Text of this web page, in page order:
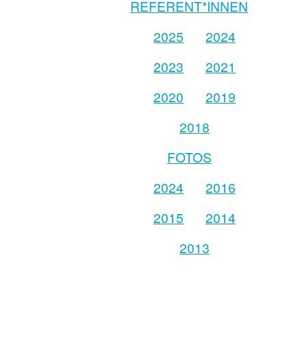
REFERENT*INNEN
2025
2024
2023
2021
2020
2019
2018
FOTOS
2024
2016
2015
2014
2013